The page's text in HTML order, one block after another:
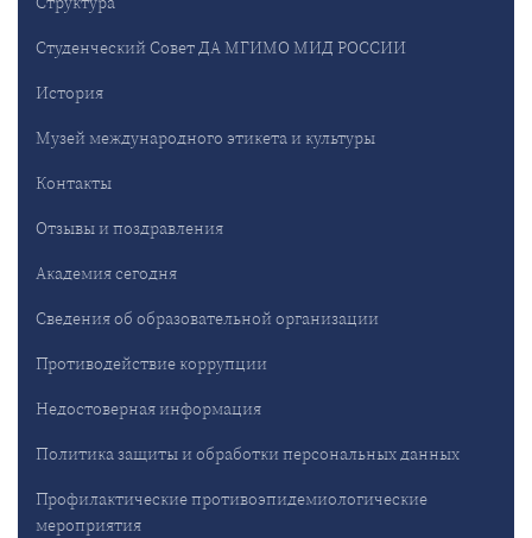
Студенческий Совет ДА МГИМО МИД РОССИИ
История
Музей международного этикета и культуры
Контакты
Отзывы и поздравления
Академия сегодня
Сведения об образовательной организации
Противодействие коррупции
Недостоверная информация
Политика защиты и обработки персональных данных
Профилактические противоэпидемиологические
мероприятия